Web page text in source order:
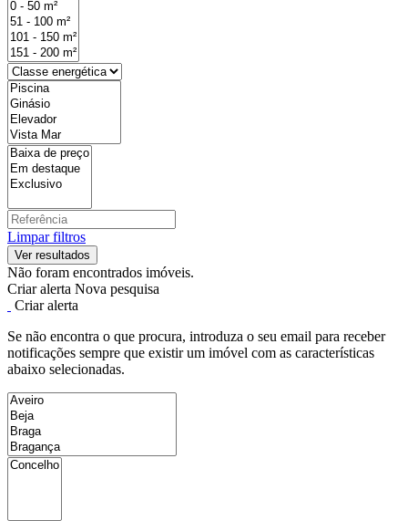
Limpar filtros
Não foram encontrados imóveis.
Criar alerta Nova pesquisa
Criar alerta
Se não encontra o que procura, introduza o seu email para receber
notificações sempre que existir um imóvel com as características
abaixo selecionadas.